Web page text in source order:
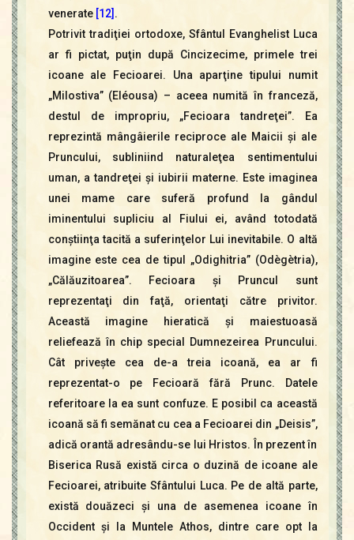
venerate [12] .
Potrivit tradiţiei ortodoxe, Sfântul Evanghelist Luca
ar fi pictat, puţin după Cincizecime, primele trei
icoane ale Fecioarei. Una aparţine tipului numit
„Milostiva” (Eléousa) – aceea numită în franceză,
destul de impropriu, „Fecioara tandreţei”. Ea
reprezintă mângâierile reciproce ale Maicii şi ale
Pruncului, subliniind naturaleţea sentimentului
uman, a tandreţei şi iubirii materne. Este imaginea
unei mame care suferă profund la gândul
iminentului supliciu al Fiului ei, având totodată
conştiinţa tacită a suferinţelor Lui inevitabile. O altă
imagine este cea de tipul „Odighitria” (Odègètria),
„Călăuzitoarea”. Fecioara şi Pruncul sunt
reprezentaţi din faţă, orientaţi către privitor.
Această imagine hieratică şi maiestuoasă
reliefează în chip special Dumnezeirea Pruncului.
Cât priveşte cea de-a treia icoană, ea ar fi
reprezentat-o pe Fecioară fără Prunc. Datele
referitoare la ea sunt confuze. E posibil ca această
icoană să fi semănat cu cea a Fecioarei din „Deisis”,
adică orantă adresându-se lui Hristos. În prezent în
Biserica Rusă există circa o duzină de icoane ale
Fecioarei, atribuite Sfântului Luca. Pe de altă parte,
există douăzeci şi una de asemenea icoane în
Occident şi la Muntele Athos, dintre care opt la